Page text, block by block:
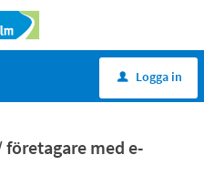
u Logga in
med e-